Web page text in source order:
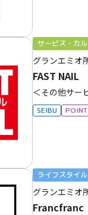
サービス・カ
グランエミオ
FAST NAIL
＜その他サー
SEIBU POINT
ライフスタイル
グランエミオ
Francfranc